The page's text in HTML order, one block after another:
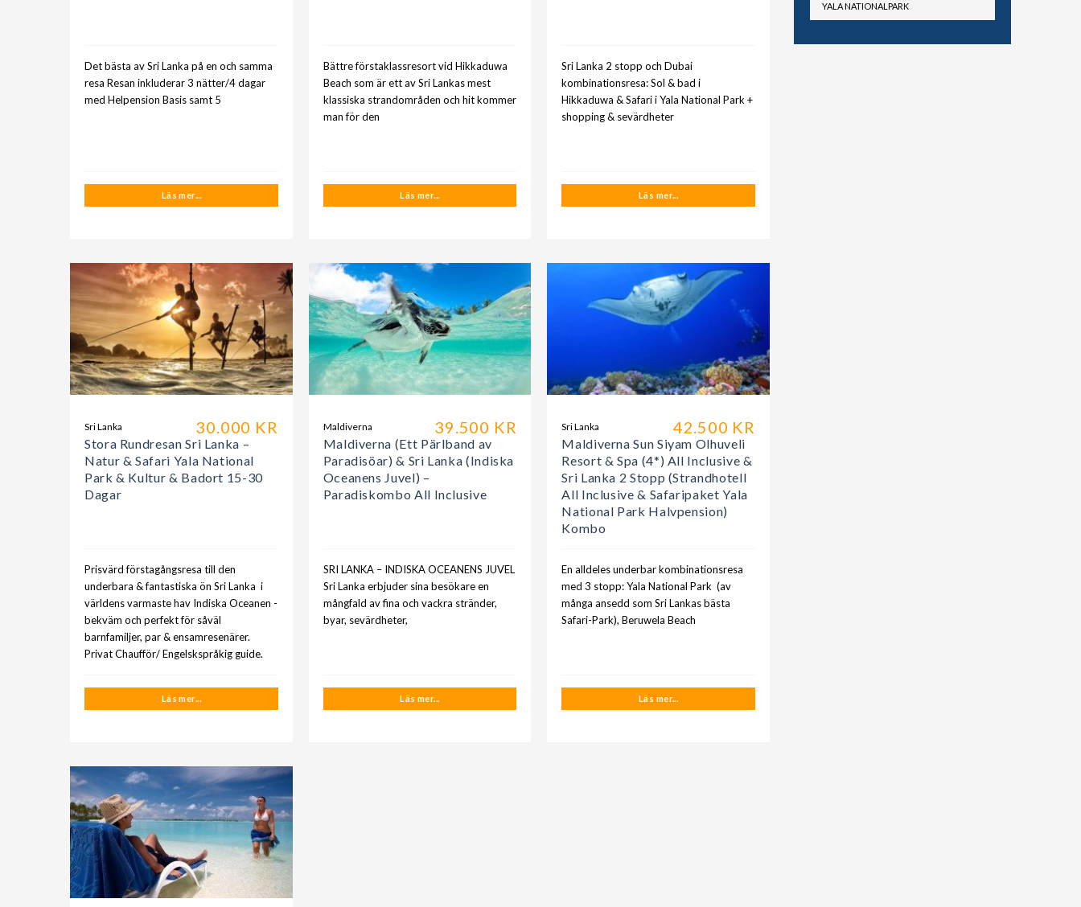
Det bästa av Sri Lanka på en och samma
resa Resan inkluderar 3 nätter/4 dagar
med Helpension Basis samt 5
Läs mer...
Bättre förstaklassresort vid Hikkaduwa
Beach som är ett av Sri Lankas mest
klassiska strandområden och hit kommer
man för den
Läs mer...
Sri Lanka 2 stopp och Dubai
kombinationsresa: Sol & bad i
Hikkaduwa & Safari i Yala National Park +
shopping & sevärdheter
Läs mer...
30.000 KR
Sri Lanka
Stora Rundresan Sri Lanka –
Natur & Safari Yala National
Park & Kultur & Badort 15-30
Dagar
Prisvärd förstagångsresa till den
underbara & fantastiska ön Sri Lanka i
världens varmaste hav Indiska Oceanen -
bekväm och perfekt för såväl
barnfamiljer, par & ensamresenärer.
Privat Chaufför/ Engelskspråkig guide.
Läs mer...
39.500 KR
Maldiverna
Maldiverna (Ett Pärlband av
Paradisöar) & Sri Lanka (Indiska
Oceanens Juvel) –
Paradiskombo All Inclusive
SRI LANKA – INDISKA OCEANENS JUVEL
Sri Lanka erbjuder sina besökare en
mångfald av fina och vackra stränder,
byar, sevärdheter,
Läs mer...
42.500 KR
Sri Lanka
Maldiverna Sun Siyam Olhuveli
Resort & Spa (4*) All Inclusive &
Sri Lanka 2 Stopp (Strandhotell
All Inclusive & Safaripaket Yala
National Park Halvpension)
Kombo
En alldeles underbar kombinationsresa
med 3 stopp: Yala National Park (av
många ansedd som Sri Lankas bästa
Safari-Park), Beruwela Beach
Läs mer...
YALA NATIONALPARK